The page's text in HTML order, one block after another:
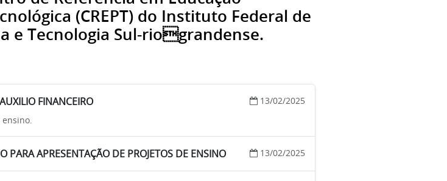
(CREPT) do Instituto Federal de
e Tecnologia Sul-riograndense.
FINANCEIRO
13/02/2025
PARA APRESENTAÇÃO DE PROJETOS DE ENSINO 13/02/2025